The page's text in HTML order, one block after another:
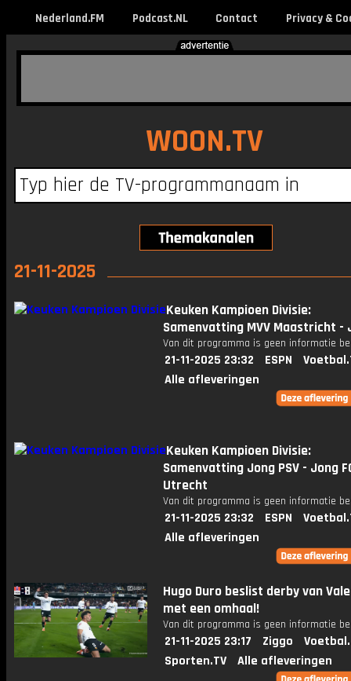
Nederland.FM Podcast.NL Contact Privacy &
WOON.TV
21-11-2025
Keuken Kampioen Divisie:
Samenvatting MVV Maastricht -
Van dit programma is geen informatie
21-11-2025 23:32 ESPN
Alle afleveringen
Keuken Kampioen Divisie:
Samenvatting Jong PSV - Jong
Utrecht
Van dit programma is geen informatie
21-11-2025 23:32 ESPN
Alle afleveringen
Hugo Duro beslist derby van
met een omhaal!
Van dit programma is geen informatie
21-11-2025 23:17 Ziggo
Sporten.TV
Alle afleveringen